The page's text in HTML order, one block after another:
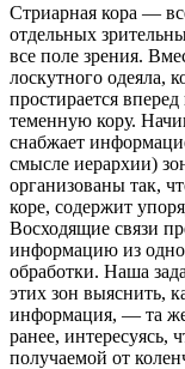
Стриарная кора —
отдельных
все поле зрения.
лоскутного одеяла,
простирается
теменную кору.
снабжает
смысле иерархии)
организованы так,
коре, содержит
Восходящие связи
информацию из
обработки. Наша
этих зон выяснить,
информация, — та же
ранее, интересуясь,
получаемой от